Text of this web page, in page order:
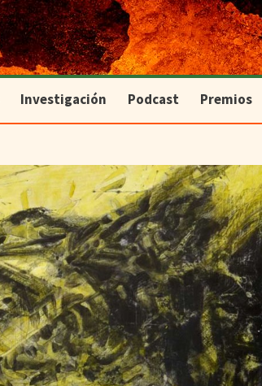
Investigación Podcast Premios
Investigación Podcast Premios